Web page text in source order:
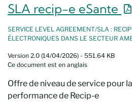
SLA recip-e eSante
SERVICE LEVEL AGREEMENT/SLA :
ÉLECTRONIQUES DANS LE SECTEUR
Version 2.0 (14/04/2026) - 551.64 KB
Ce document est en anglais
Offre de niveau de service pour
performance de Recip-e